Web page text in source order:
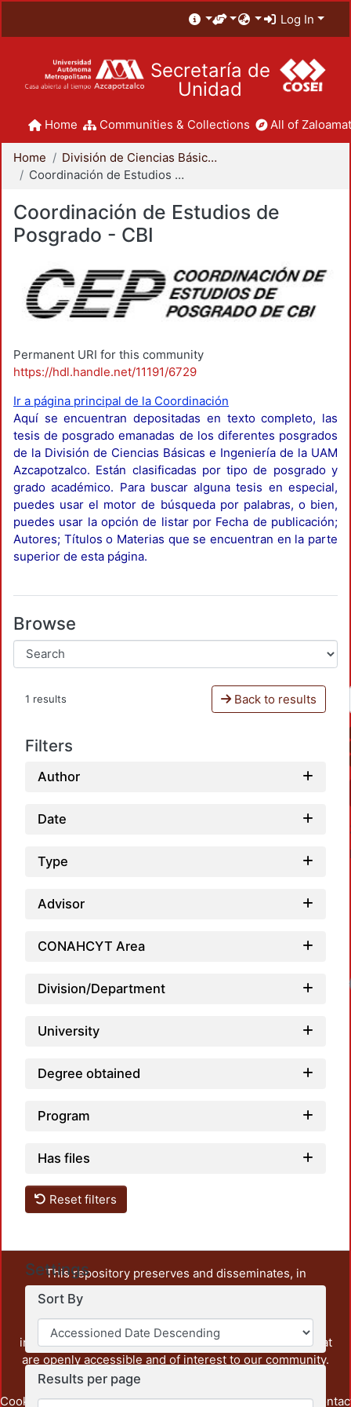
Log In
Secretaría de
Unidad
Home Communities & Collections All of
Home
División de Ciencias Básicas e Ingeniería
Coordinación de Estudios de Posgrado - CBI
Coordinación de Estudios de
Posgrado - CBI
Permanent URI for this community
https://hdl.handle.net/11191/6729
Ir a página principal de la Coordinación
Aquí se encuentran depositadas en texto completo, las
tesis de posgrado emanadas de los diferentes posgrados
de la División de Ciencias Básicas e Ingeniería de la UAM
Azcapotzalco. Están clasificadas por tipo de posgrado y
grado académico. Para buscar alguna tesis en especial,
puedes usar el motor de búsqueda por palabras, o bien,
puedes usar la opción de listar por Fecha de publicación;
Autores; Títulos o Materias que se encuentran en la parte
superior de esta página.
Browse
1 results Back to results
Filters
Author
Date
Type
Advisor
CONAHCYT Area
Division/Department
University
Degree obtained
Program
Has files
Reset filters
Settings
Sort By
Results per page
This repository preserves and disseminates, in
unrestricted open access, the teaching and research
output of UAM Azcapotzalco. It also includes some
administrative and graphic documents from the
institution, as well as content from other institutions that
are openly accessible and of interest to our community.
Cookie Privacy End User Send